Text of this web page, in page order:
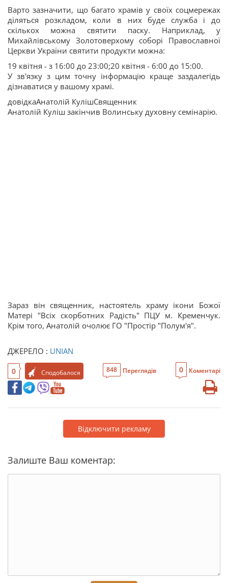
Варто зазначити, що багато храмів у своїх соцмережах
діляться розкладом, коли в них буде служба і до
скількох можна святити паску. Наприклад, у
Михайлівському Золотоверхому соборі Православної
Церкви України святити продукти можна:
19 квітня - з 16:00 до 23:00;20 квітня - 6:00 до 15:00.
У зв'язку з цим точну інформацію краще заздалегідь
дізнаватися у вашому храмі.
довідкаАнатолій КулішСвященник
Анатолій Куліш закінчив Волинську духовну семінарію.
Зараз він священник, настоятель храму ікони Божої
Матері "Всіх скорботних Радість" ПЦУ м. Кременчук.
Крім того, Анатолій очолює ГО "Простір "Полум'я".
ДЖЕРЕЛО : UNIAN
0 Сподобалося 848 Переглядів 0 Коментарі
Відключити рекламу
Залиште Ваш коментар: